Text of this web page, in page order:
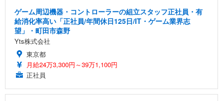
ゲーム周辺機器・コントローラーの組立スタッフ正社員・有
給消化率高い「正社員/年間休日125日/IT・ゲーム業界志
望」・町田市森野
Yts株式会社
東京都
月給24万3,300円～39万1,100円
正社員